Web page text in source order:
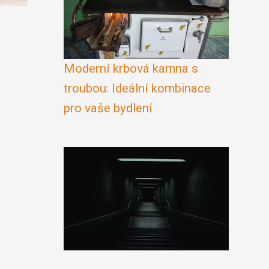
Moderní krbová kamna s
troubou: Ideální kombinace
pro vaše bydlení